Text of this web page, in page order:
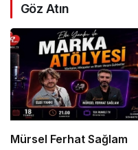
Göz Atın
Mürsel Ferhat Sağlam